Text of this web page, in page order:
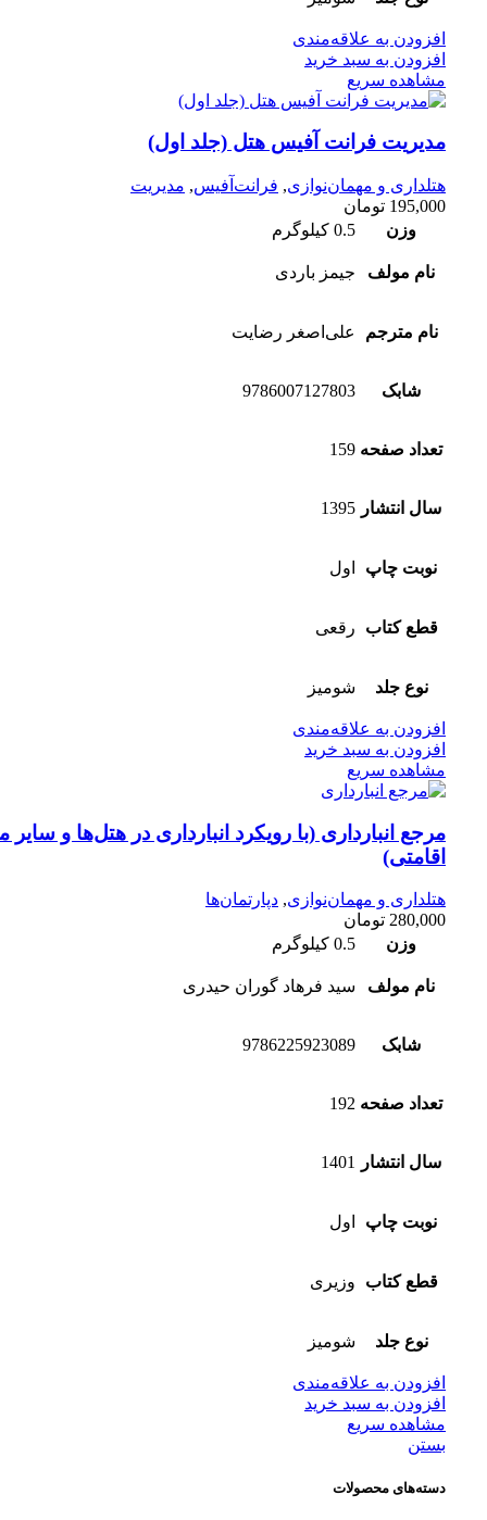
افزودن به علاقه‌مندی
افزودن به سبد خرید
مشاهده سریع
مدیریت فرانت آفیس هتل (جلد اول)
هتلداری و مهمان‌نوازی, فرانت‌آفیس, مدیریت
195,000 تومان
وزن
0.5 کیلوگرم
نام مولف جیمز باردی
نام مترجم علی‌اصغر رضایت
شابک 9786007127803
تعداد صفحه 159
سال انتشار 1395
نوبت چاپ اول
قطع کتاب رقعی
نوع جلد شومیز
افزودن به علاقه‌مندی
افزودن به سبد خرید
مشاهده سریع
مرجع انبارداری (با رویکرد انبارداری در هتل‌ها و سایر
اقامتی)
هتلداری و مهمان‌نوازی, دپارتمان‌ها
280,000 تومان
وزن
0.5 کیلوگرم
نام مولف سید فرهاد گوران حیدری
شابک 9786225923089
تعداد صفحه 192
سال انتشار 1401
نوبت چاپ اول
قطع کتاب وزیری
نوع جلد شومیز
افزودن به علاقه‌مندی
افزودن به سبد خرید
مشاهده سریع
بستن
دسته‌های محصولات